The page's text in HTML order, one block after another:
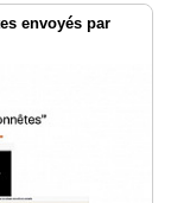
envoyés par